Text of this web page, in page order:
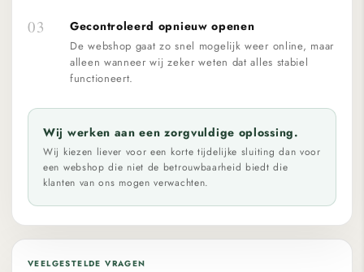
03 Gecontroleerd opnieuw openen
De webshop gaat zo snel mogelijk weer online, maar
alleen wanneer wij zeker weten dat alles stabiel
functioneert.
Wij werken aan een zorgvuldige oplossing.
Wij kiezen liever voor een korte tijdelijke sluiting dan voor
een webshop die niet de betrouwbaarheid biedt die
klanten van ons mogen verwachten.
VEELGESTELDE VRAGEN